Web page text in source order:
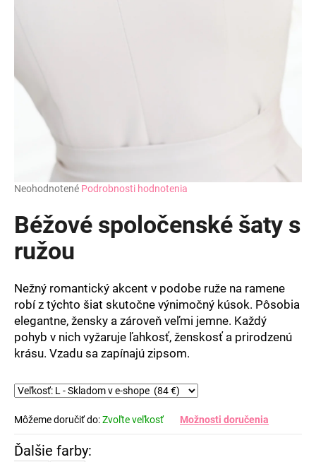
Priemerné
produktu
je
hviezdičiek.
Neohodnotené Podrobnosti hodnotenia
Béžové spoločenské šaty s
ružou
Nežný romantický akcent v podobe ruže na ramene
robí z týchto šiat skutočne výnimočný kúsok. Pôsobia
elegantne, žensky a zároveň veľmi jemne. Každý
pohyb v nich vyžaruje ľahkosť, ženskosť a prirodzenú
krásu. Vzadu sa zapínajú zipsom.
Môžeme doručiť do:Zvoľte veľkosť Možnosti doručenia